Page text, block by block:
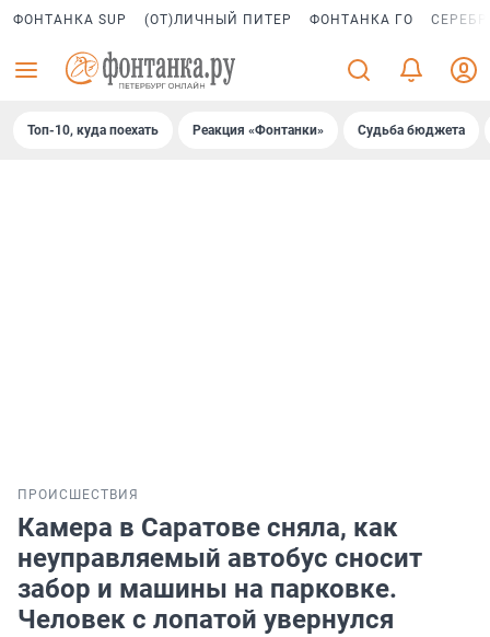
ФОНТАНКА SUP (ОТ)ЛИЧНЫЙ ПИТЕР ФОНТАНКА ГО
Топ-10, куда поехать Реакция «Фонтанки» Судьба бюджета
ПРОИСШЕСТВИЯ
Камера в Саратове сняла, как
неуправляемый автобус сносит
забор и машины на парковке.
Человек с лопатой увернулся